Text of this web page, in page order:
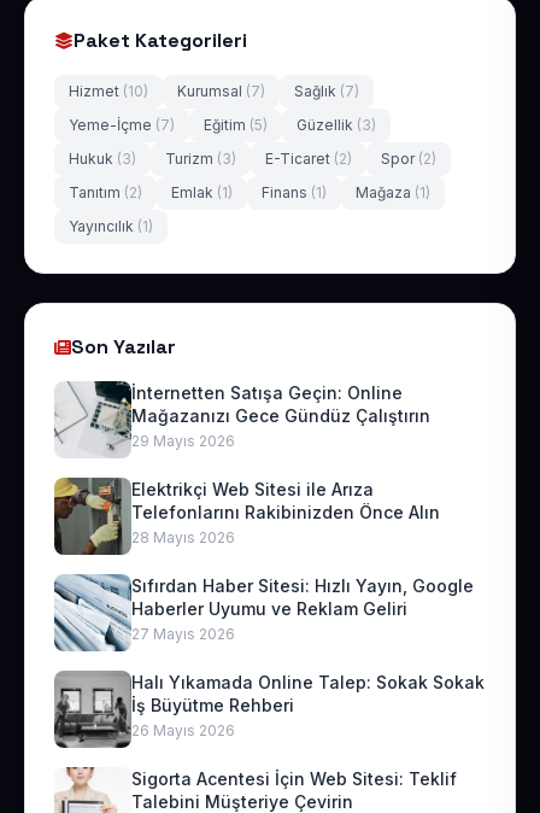
Paket Kategorileri
Hizmet (10) Kurumsal (7) Sağlık (7)
Yeme-İçme (7) Eğitim (5) Güzellik (3)
Hukuk (3) Turizm (3) E-Ticaret (2) Spor (2)
Tanıtım (2) Emlak (1) Finans (1) Mağaza (1)
Yayıncılık (1)
Son Yazılar
İnternetten Satışa Geçin: Online
Mağazanızı Gece Gündüz Çalıştırın
29 Mayıs 2026
Elektrikçi Web Sitesi ile Arıza
Telefonlarını Rakibinizden Önce Alın
28 Mayıs 2026
Sıfırdan Haber Sitesi: Hızlı Yayın, Google
Haberler Uyumu ve Reklam Geliri
27 Mayıs 2026
Halı Yıkamada Online Talep: Sokak Sokak
İş Büyütme Rehberi
26 Mayıs 2026
Sigorta Acentesi İçin Web Sitesi: Teklif
Talebini Müşteriye Çevirin